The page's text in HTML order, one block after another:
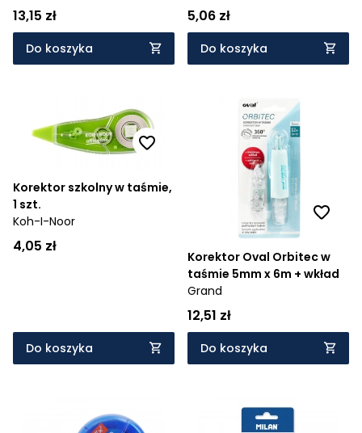
13,15 zł
Do koszyka
5,06 zł
Do koszyka
Korektor szkolny w taśmie,
1 szt.
Koh-I-Noor
4,05 zł
Do koszyka
Korektor Oval Orbitec w
taśmie 5mm x 6m + wkład
Grand
12,51 zł
Do koszyka